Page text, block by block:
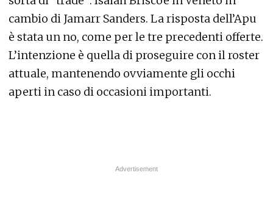
cambio di Jamarr Sanders. La risposta dell’Apu
è stata un no, come per le tre precedenti offerte.
L’intenzione è quella di proseguire con il roster
attuale, mantenendo ovviamente gli occhi
aperti in caso di occasioni importanti.